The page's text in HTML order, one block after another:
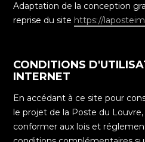
Adaptation de la conception
reprise du site https://
CONDITIONS
INTERNET
En accédant à ce site pour
le projet de la Poste du
conformer aux lois et